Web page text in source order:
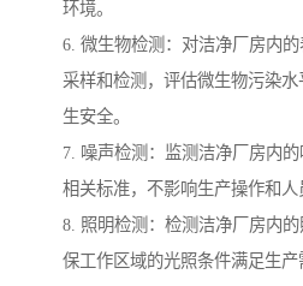
环境。
6. 微生物检测：对洁净厂房内
采样和检测，评估微生物污染
生安全。
7. 噪声检测：监测洁净厂房内
相关标准，不影响生产操作和人
8. 照明检测：检测洁净厂房内
保工作区域的光照条件满足生